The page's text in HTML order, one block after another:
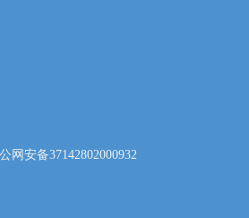
网安备37142802000932